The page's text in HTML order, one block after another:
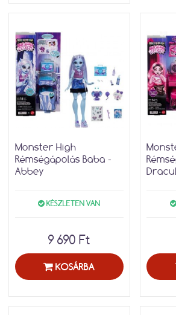
Monster High
Rémségápolás Baba -
Abbey
KÉSZLETEN VAN
9 690 Ft
KOSÁRBA